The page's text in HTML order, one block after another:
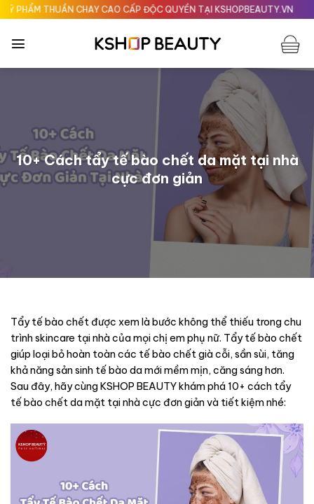
Chuyển
đến
nội
CHAY CAO CẤP ĐỘC QUYỀN TẠI KSHOPBEAUTY.VN Giao nhanh
10+ Cách tẩy tế bào chết da mặt tại nhà
cực đơn giản
Tẩy tế bào chết được xem là bước không thể thiếu trong chu
trình skincare tại nhà của mọi chị em phụ nữ. Tẩy tế bào chết
giúp loại bỏ hoàn toàn các tế bào chết già cỗi, sần sùi, tăng
khả năng sản sinh tế bào da mới mềm mịn, căng sáng hơn.
Sau đây, hãy cùng KSHOP BEAUTY khám phá 10+ cách tẩy
tế bào chết da mặt tại nhà cực đơn giản và tiết kiệm nhé: